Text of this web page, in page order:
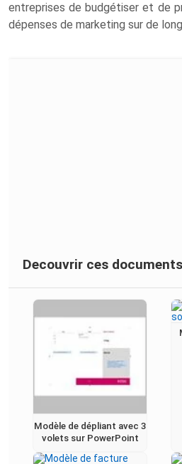
entreprises de budgétiser et de
dépenses de marketing sur de
Decouvrir ces documents
Modèle de dépliant avec 3
volets sur PowerPoint